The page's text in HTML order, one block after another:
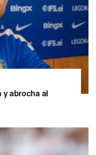
y abrocha al